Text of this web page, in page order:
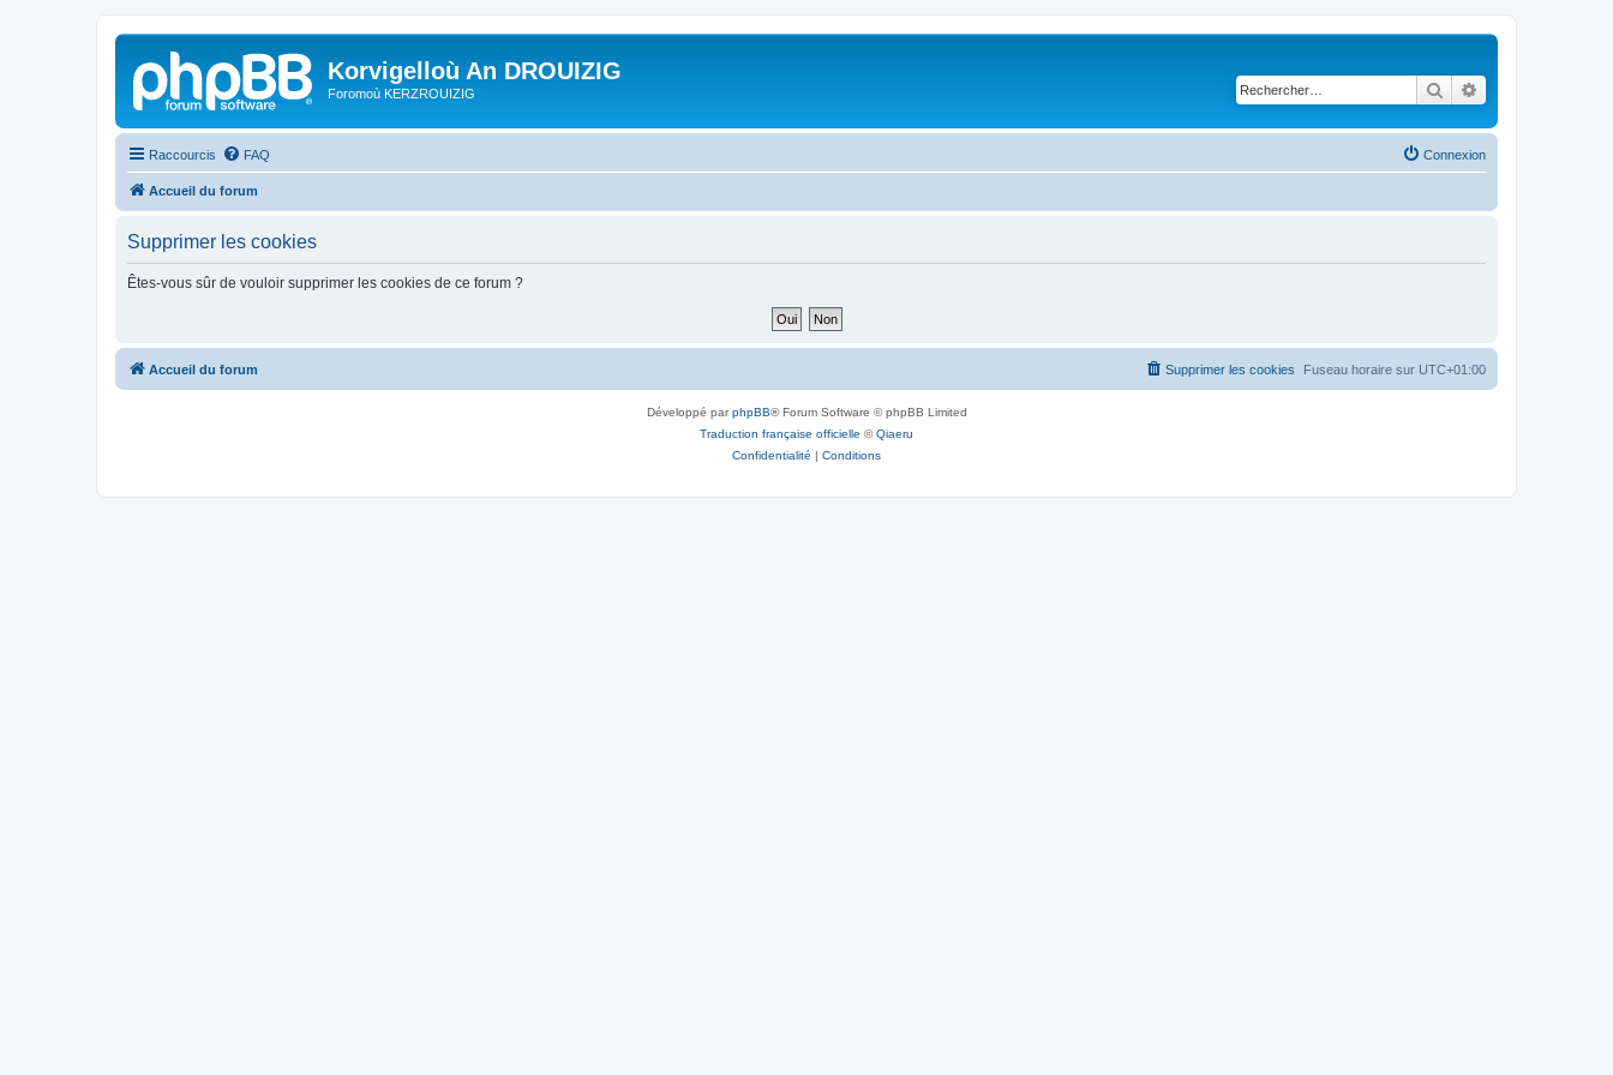
Korvigelloù An DROUIZIG
Foromoù KERZROUIZIG Rechercher
Raccourcis FAQ Connexion
Accueil du forum
Supprimer les cookies
Êtes-vous sûr de vouloir supprimer les cookies de ce forum ?
Accueil du forum Fuseau horaire sur UTC+01:00
Supprimer les cookies
Développé parphpBB® Forum Software © phpBB Limited
Traduction française officielle ©Qiaeru
Confidentialité | Conditions